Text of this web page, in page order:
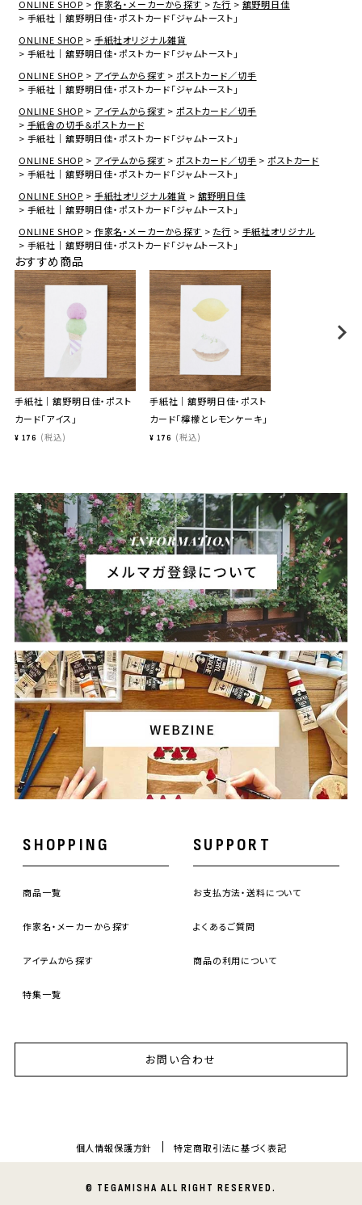
ONLINE SHOP 作家名・メーカーから探す た行
舘野明日佳
手紙社｜舘野明日佳・ポストカード「ジャムトースト」
ONLINE SHOP
手紙社オリジナル雑貨
手紙社｜舘野明日佳・ポストカード「ジャムトースト」
ONLINE SHOP
アイテムから探す
ポストカード／切手
手紙社｜舘野明日佳・ポストカード「ジャムトースト」
ONLINE SHOP
アイテムから探す
ポストカード／切手
手紙舎の切手＆ポストカード
手紙社｜舘野明日佳・ポストカード「ジャムトースト」
ONLINE SHOP
アイテムから探す ポストカード／切手
ポストカード
手紙社｜舘野明日佳・ポストカード「ジャムトースト」
ONLINE SHOP
手紙社オリジナル雑貨
舘野明日佳
手紙社｜舘野明日佳・ポストカード「ジャムトースト」
ONLINE SHOP
作家名・メーカーから探す た行
手紙社オリジナル
手紙社｜舘野明日佳・ポストカード「ジャムトースト」
おすすめ商品
手紙社｜舘野明日佳・ポスト
カード「アイス」
¥ 176 税込
手紙社｜舘野明日佳・ポスト
カード「檸檬とレモンケーキ」
¥ 176 税込
SHOPPING
商品一覧
作家名・メーカーから探す
アイテムから探す
特集一覧
SUPPORT
お支払方法・送料について
よくあるご質問
商品の利用について
お問い合わせ
個人情報保護方針 特定商取引法に基づく表記
© TEGAMISHA ALL RIGHT RESERVED.